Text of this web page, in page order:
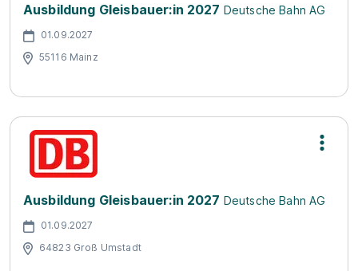
Ausbildung Gleisbauer:in 2027 Deutsche Bahn AG
01.09.2027
55116 Mainz
Ausbildung Gleisbauer:in 2027 Deutsche Bahn AG
01.09.2027
64823 Groß Umstadt